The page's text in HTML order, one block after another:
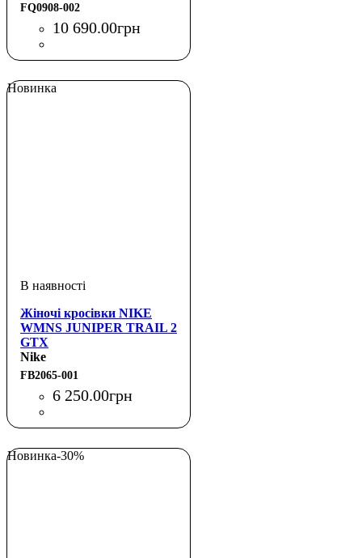
FQ0908-002
10 690.00грн
Новинка
Жіночі кросівки NIKE
WMNS JUNIPER TRAIL 2
GTX
Nike
FB2065-001
6 250.00грн
Новинка-30%